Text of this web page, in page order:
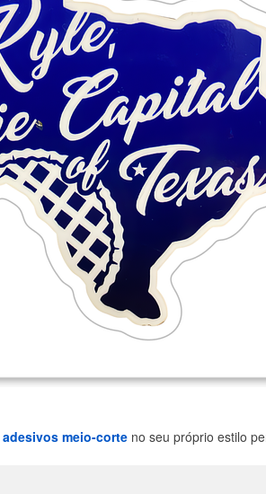
adesivos meio-corteno seu próprio estilo